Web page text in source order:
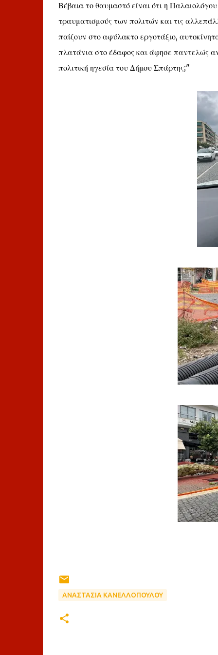
Βέβαια το θαυμαστό είναι ότι η
τραυματισμούς των πολιτών και τις
παίζουν στο αφύλακτο εργοτάξιο,
πλατάνια στο έδαφος και άφησε παντελώς
πολιτική ηγεσία του Δήμου Σπάρτης;"
ΑΝΑΣΤΑΣΙΑ ΚΑΝΕΛΛΟΠΟΥΛΟΥ